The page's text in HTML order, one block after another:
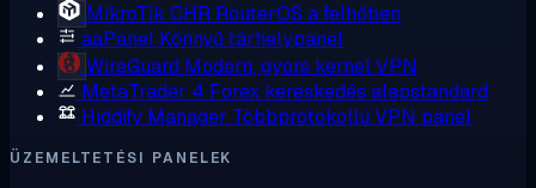
MikroTik CHR RouterOS a felhőben
aaPanel Könnyű tárhelypanel
WireGuard Modern, gyors kernel VPN
MetaTrader 4 Forex kereskedés alapstandard
Hiddify Manager Többprotokollú VPN panel
ÜZEMELTETÉSI PANELEK